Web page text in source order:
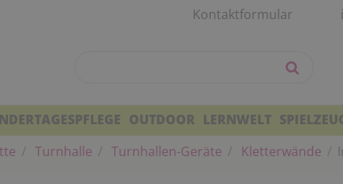
Kontaktformular
OUTDOOR LERNWELT
Turnhalle Turnhallen-Geräte Kletterwände